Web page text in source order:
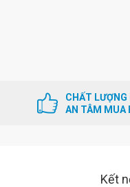
CHẤT LƯỢNG
AN TÂM MUA
Kết